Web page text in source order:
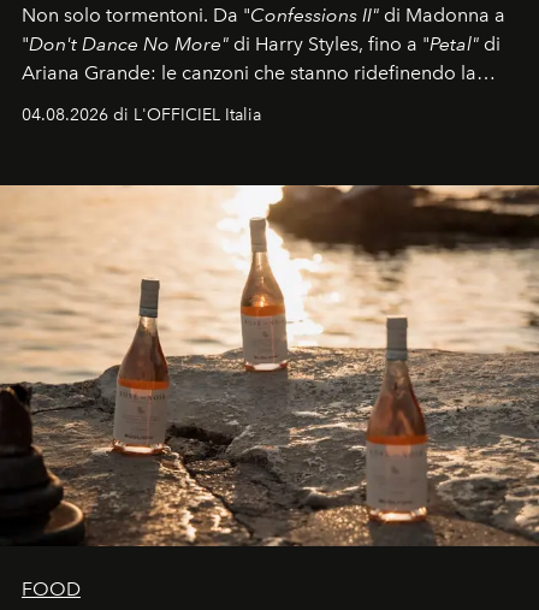
Non solo tormentoni. Da "Confessions II" di Madonna a
"Don't Dance No More" di Harry Styles, fino a "Petal" di
Ariana Grande: le canzoni che stanno ridefinendo la
04.08.2026 di L'OFFICIEL Italia
FOOD